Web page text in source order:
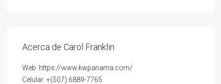
Acerca de Carol Franklin
Web: https://www.kwpanama.com/
Celular: +(507) 6889-7765